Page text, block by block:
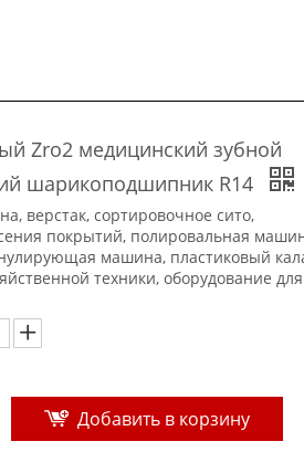
Zro2 медицинский зубной
шарикоподшипник R14
верстак, сортировочное сито,
покрытий, полировальная
машина, пластиковый
техники, оборудование
Добавить в корзину